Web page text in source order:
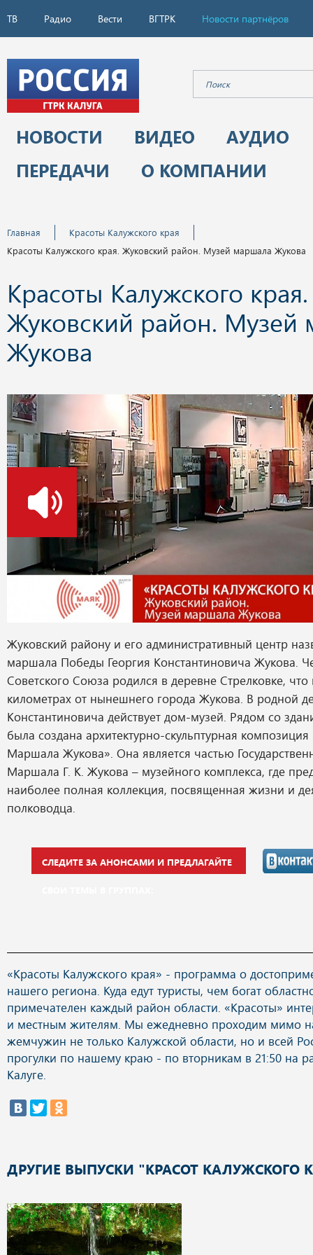
ТВ Радио Вести ВГТРК Новости партнёров
НОВОСТИ ВИДЕО
АУДИО
ПЕРЕДАЧИ
О КОМПАНИИ
Главная
Красоты Калужского края
Красоты Калужского края. Жуковский район. Музей маршала Жукова
Красоты Калужского края.
Жуковский район. Музей
Жукова
Жуковский району и его административный центр
маршала Победы Георгия Константиновича Жукова.
Советского Союза родился в деревне Стрелковке, что
километрах от нынешнего города Жукова. В родной
Константиновича действует дом-музей. Рядом со
была создана архитектурно-скульптурная
Маршала Жукова». Она является частью
Маршала Г. К. Жукова – музейного комплекса, где
наиболее полная коллекция, посвященная жизни и
полководца.
СЛЕДИТЕ ЗА АНОНСАМИ И ПРЕДЛАГАЙТЕ
«Красоты Калужского края» - программа о
нашего региона. Куда едут туристы, чем богат
примечателен каждый район области. «Красоты»
и местным жителям. Мы ежедневно проходим мимо
жемчужин не только Калужской области, но и всей
прогулки по нашему краю - по вторникам в 21:50 на
Калуге.
ДРУГИЕ ВЫПУСКИ "КРАСОТ КАЛУЖСКОГО